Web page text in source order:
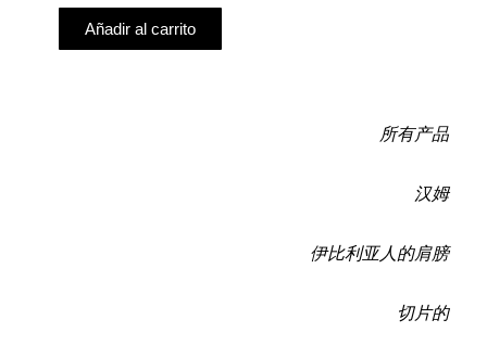
所有产品
汉姆
伊比利亚人的肩膀
切片的
Añadir al carrito